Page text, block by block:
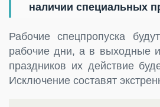
наличии специальных
Рабочие спецпропуска
рабочие дни, а в выходные
праздников их действие
Исключение составят